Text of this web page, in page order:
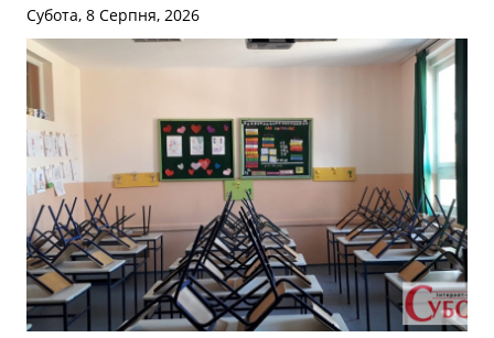
Субота, 8 Серпня, 2026